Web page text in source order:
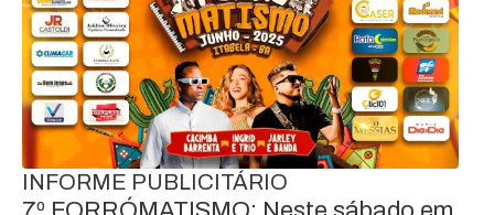
INFORME PUBLICITÁRIO